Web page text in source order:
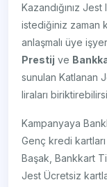
Kazandığınız
istediğiniz zaman
anlaşmalı üye
Prestij ve
sunulan Katlanan
liraları
Kampanyaya
Genç kredi
Başak, Bankkart
Jest Ücretsiz